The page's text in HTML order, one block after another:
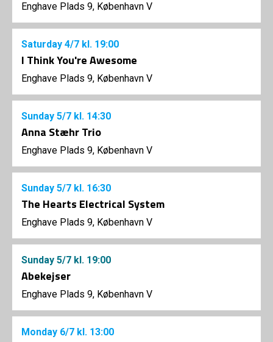
Enghave Plads 9, København V
Saturday 4/7 kl. 19:00
I Think You're Awesome
Enghave Plads 9, København V
Sunday 5/7 kl. 14:30
Anna Stæhr Trio
Enghave Plads 9, København V
Sunday 5/7 kl. 16:30
The Hearts Electrical System
Enghave Plads 9, København V
Sunday 5/7 kl. 19:00
Abekejser
Enghave Plads 9, København V
Monday 6/7 kl. 13:00